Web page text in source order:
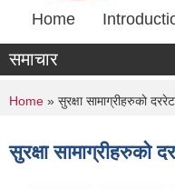
Home
समाचार
You are here
Home » सुरक्षा सामाग्रीहरुकाे
सुरक्षा सामाग्रीहरुकाे